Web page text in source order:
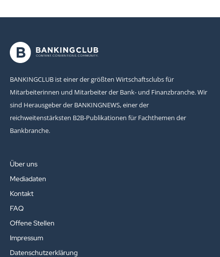
BANKINGCLUB ist einer der größten Wirtschaftsclubs für
Mitarbeiterinnen und Mitarbeiter der Bank- und Finanzbranche. Wir
sind Herausgeber der BANKINGNEWS, einer der
reichweitenstärksten B2B-Publikationen für Fachthemen der
Bankbranche.
Über uns
Mediadaten
Kontakt
FAQ
Offene Stellen
Impressum
Datenschutzerklärung